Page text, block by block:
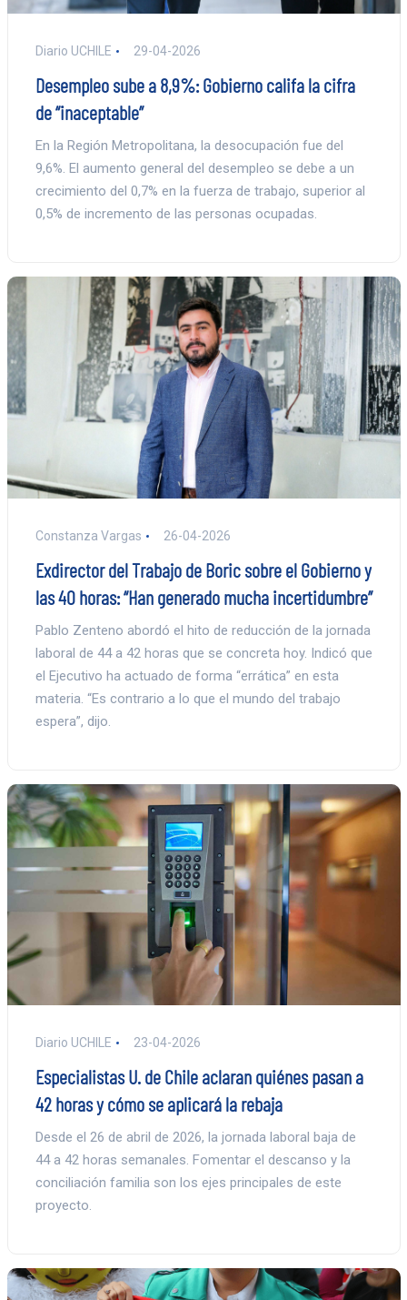
Diario UCHILE 29-04-2026
Desempleo sube a 8,9%: Gobierno califa la cifra
de “inaceptable”
En la Región Metropolitana, la desocupación fue del
9,6%. El aumento general del desempleo se debe a un
crecimiento del 0,7% en la fuerza de trabajo, superior al
0,5% de incremento de las personas ocupadas.
Constanza Vargas 26-04-2026
Exdirector del Trabajo de Boric sobre el Gobierno y
las 40 horas: “Han generado mucha incertidumbre”
Pablo Zenteno abordó el hito de reducción de la jornada
laboral de 44 a 42 horas que se concreta hoy. Indicó que
el Ejecutivo ha actuado de forma “errática” en esta
materia. “Es contrario a lo que el mundo del trabajo
espera”, dijo.
Diario UCHILE 23-04-2026
Especialistas U. de Chile aclaran quiénes pasan a
42 horas y cómo se aplicará la rebaja
Desde el 26 de abril de 2026, la jornada laboral baja de
44 a 42 horas semanales. Fomentar el descanso y la
conciliación familia son los ejes principales de este
proyecto.